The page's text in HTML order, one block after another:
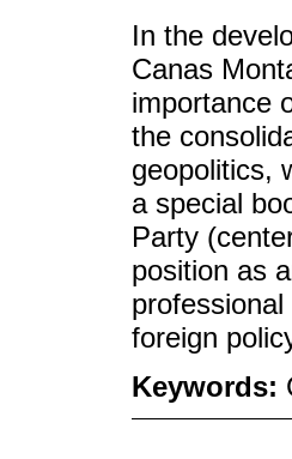
In the
Canas
importance
the
geopolitics,
a special
Party
position as
foreign
Keywords: